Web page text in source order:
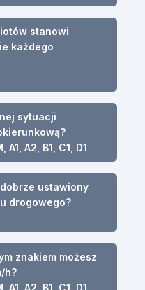
stanowi
każdego
sytuacji
A2, B1, C1, D1
ustawiony
drogowego?
znakiem możesz
h?
A2, B1, C1, D1